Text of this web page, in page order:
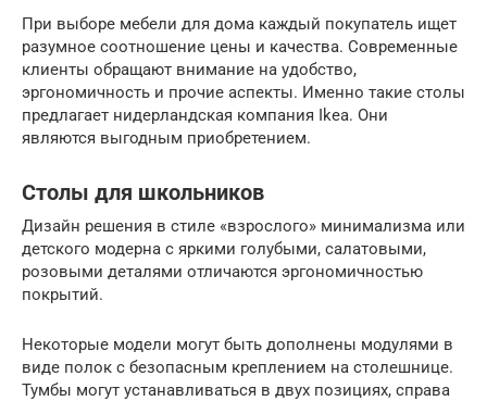
При выборе мебели для дома каждый покупатель ищет
разумное соотношение цены и качества. Современные
клиенты обращают внимание на удобство,
эргономичность и прочие аспекты. Именно такие столы
предлагает нидерландская компания Ikea. Они
являются выгодным приобретением.
Столы для школьников
Дизайн решения в стиле «взрослого» минимализма или
детского модерна с яркими голубыми, салатовыми,
розовыми деталями отличаются эргономичностью
покрытий.
Некоторые модели могут быть дополнены модулями в
виде полок с безопасным креплением на столешнице.
Тумбы могут устанавливаться в двух позициях, справа